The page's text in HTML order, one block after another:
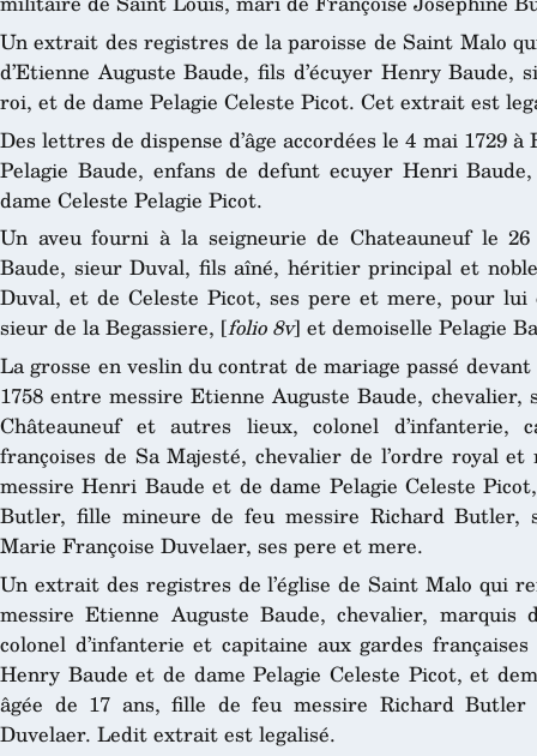
Un extrait des registres de la paroisse de Saint Malo
d’Etienne Auguste Baude, fils d’écuyer Henry
roi, et de dame Pelagie Celeste Picot. Cet extrait est
Des lettres de dispense d’âge accordées le 4 mai 1729
Pelagie Baude, enfans de defunt ecuyer Henri
dame Celeste Pelagie Picot.
Un aveu fourni à la seigneurie de Chateauneuf le
Baude, sieur Duval, fils aîné, héritier principal et
Duval, et de Celeste Picot, ses pere et mere, pour lui
sieur de la Begassiere, [folio 8v] et demoiselle Pelagie
La grosse en veslin du contrat de mariage passé
1758 entre messire Etienne Auguste Baude,
Châteauneuf et autres lieux, colonel d’infanterie,
françoises de Sa Majesté, chevalier de l’ordre royal
messire Henri Baude et de dame Pelagie Celeste
Butler, fille mineure de feu messire Richard Butler,
Marie Françoise Duvelaer, ses pere et mere.
Un extrait des registres de l’église de Saint Malo qui
messire Etienne Auguste Baude, chevalier,
colonel d’infanterie et capitaine aux gardes
Henry Baude et de dame Pelagie Celeste Picot, et
âgée de 17 ans, fille de feu messire Richard
Duvelaer. Ledit extrait est legalisé.